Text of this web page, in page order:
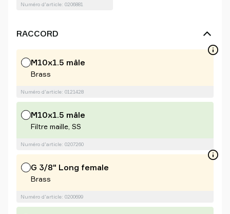
Numéro d'article: 0206881
RACCORD
M10x1.5 mâle
Brass
Numéro d'article: 0121428
M10x1.5 mâle
Filtre maille, SS
Numéro d'article: 0207260
G 3/8" Long female
Brass
Numéro d'article: 0200699